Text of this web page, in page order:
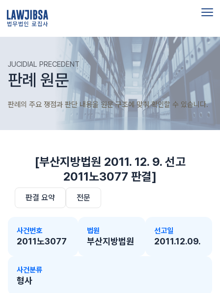
법무법인 로집사
JUCIDIAL PRECEDENT
판례 원문
판례의 주요 쟁점과 판단 내용을 원문 구조에 맞춰 확인할 수 있습니다.
[부산지방법원 2011. 12. 9. 선고
2011노3077 판결]
판결 요약 전문
사건번호
2011노3077
법원
부산지방법원
선고일
2011.12.09.
사건분류
형사